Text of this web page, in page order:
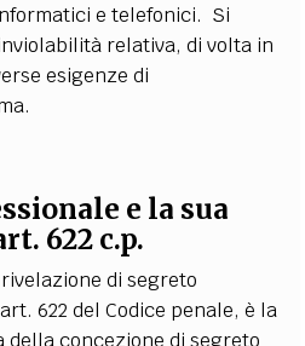
e telefonici. Si
relativa, di volta in
esigenze di
e la sua
622 c.p.
di segreto
622 del Codice penale, è la
concezione di segreto